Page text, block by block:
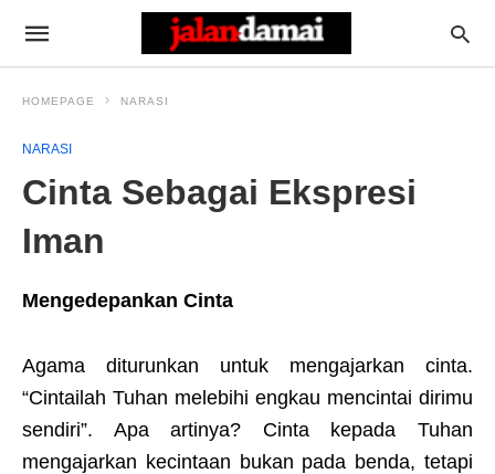
HOMEPAGE NARASI
NARASI
Cinta Sebagai Ekspresi
Iman
Mengedepankan Cinta
Agama diturunkan untuk mengajarkan cinta.
“Cintailah Tuhan melebihi engkau mencintai dirimu
sendiri”. Apa artinya? Cinta kepada Tuhan
mengajarkan kecintaan bukan pada benda, tetapi